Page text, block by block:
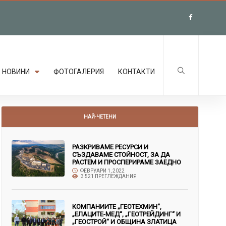
НОВИНИ ФОТОГАЛЕРИЯ КОНТАКТИ
НАЙ-ЧЕТЕНИ
РАЗКРИВАМЕ РЕСУРСИ И
СЪЗДАВАМЕ СТОЙНОСТ, ЗА ДА
РАСТЕМ И ПРОСПЕРИРАМЕ ЗАЕДНО
ФЕВРУАРИ 1, 2022
3 521 ПРЕГЛЕЖДАНИЯ
КОМПАНИИТЕ „ГЕОТЕХМИН“,
„ЕЛАЦИТЕ-МЕД“, „ГЕОТРЕЙДИНГ“ И
„ГЕОСТРОЙ“ И ОБЩИНА ЗЛАТИЦА